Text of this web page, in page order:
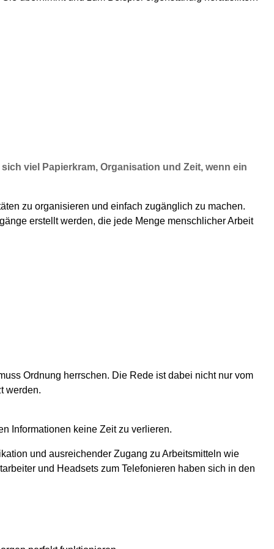
viel Papierkram, Organisation und Zeit, wenn ein
zu organisieren und einfach zugänglich zu machen.
erstellt werden, die jede Menge menschlicher Arbeit
Ordnung herrschen. Die Rede ist dabei nicht nur vom
werden.
Informationen keine Zeit zu verlieren.
und ausreichender Zugang zu Arbeitsmitteln wie
und Headsets zum Telefonieren haben sich in den